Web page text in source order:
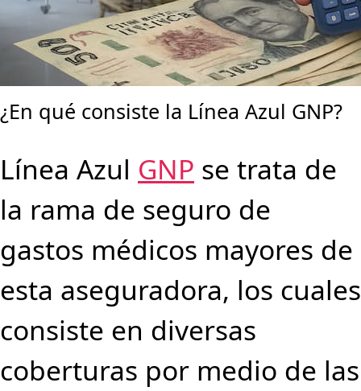
¿En qué consiste la Línea Azul GNP?
Línea Azul GNP se trata de
la rama de seguro de
gastos médicos mayores de
esta aseguradora, los cuales
consiste en diversas
coberturas por medio de las